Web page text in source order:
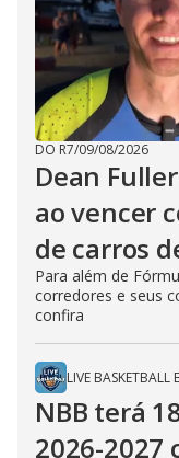
DO R7/09/08/2026
Dean
ao vencer
de carros
Para além de
corredores e seus
confira
LIVE BASKETBALL
NBB terá
2026-2027